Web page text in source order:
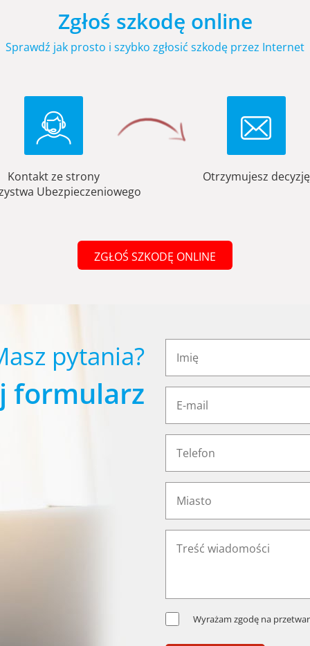
Zgłoś szkodę online
Sprawdź jak prosto i szybko zgłosić szkodę przez Internet
Kontakt ze strony
Ubezpieczeniowego
Otrzymujesz decyzję
ZGŁOŚ SZKODĘ ONLINE
pytania?
formularz
Wyrażam zgodę na